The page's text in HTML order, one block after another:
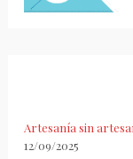
Artesanía sin
12/09/2025